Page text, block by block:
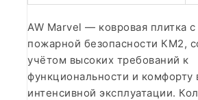
AW Marvel — ковровая плитка
пожарной безопасности КМ2,
учётом высоких требований к
функциональности и комфорту
интенсивной эксплуатации.